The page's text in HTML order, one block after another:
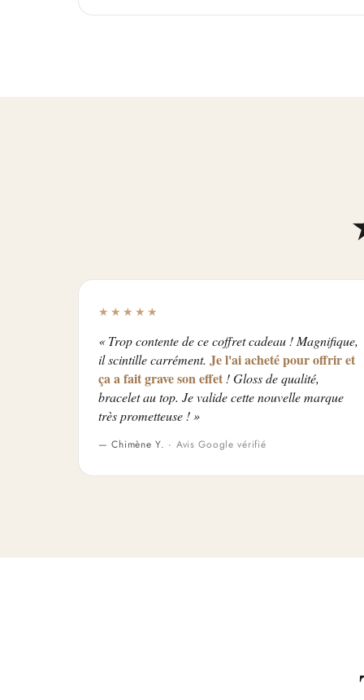
★★★★★
« Trop contente de ce coffret cadeau ! Magnifique,
il scintille carrément. Je l'ai acheté pour offrir et
ça a fait grave son effet! Gloss de qualité,
bracelet au top. Je valide cette nouvelle marque
très prometteuse ! »
— Chimène Y. · Avis Google vérifié